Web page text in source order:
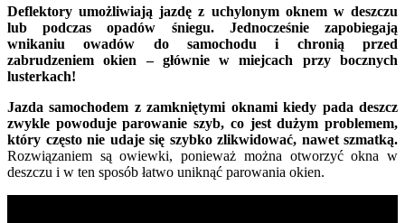
Deflektory umożliwiają jazdę z uchylonym oknem w deszczu
lub podczas opadów śniegu. Jednocześnie zapobiegają
wnikaniu owadów do samochodu i chronią przed
zabrudzeniem okien – głównie w miejcach przy bocznych
lusterkach!
Jazda samochodem z zamkniętymi oknami kiedy pada deszcz
zwykle powoduje parowanie szyb, co jest dużym problemem,
który często nie udaje się szybko zlikwidować, nawet szmatką.
Rozwiązaniem są owiewki, ponieważ można otworzyć okna w
deszczu i w ten sposób łatwo uniknąć parowania okien.